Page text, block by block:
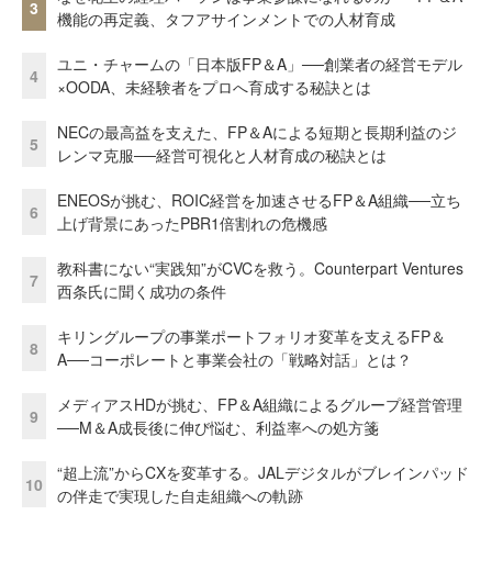
3
機能の再定義、タフアサインメントでの人材育成
4
ユニ・チャームの「日本版FP＆A」──創業者の経営モデル
×OODA、未経験者をプロへ育成する秘訣とは
5
NECの最高益を支えた、FP＆Aによる短期と長期利益のジ
レンマ克服──経営可視化と人材育成の秘訣とは
6
ENEOSが挑む、ROIC経営を加速させるFP＆A組織──立ち
上げ背景にあったPBR1倍割れの危機感
7
教科書にない“実践知”がCVCを救う。Counterpart Ventures
西条氏に聞く成功の条件
8
キリングループの事業ポートフォリオ変革を支えるFP＆
A──コーポレートと事業会社の「戦略対話」とは？
9
メディアスHDが挑む、FP＆A組織によるグループ経営管理
──M＆A成長後に伸び悩む、利益率への処方箋
10
“超上流”からCXを変革する。JALデジタルがブレインパッド
の伴走で実現した自走組織への軌跡